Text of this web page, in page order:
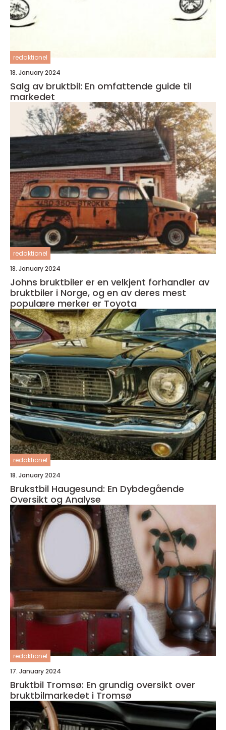
redaktionel
18. January 2024
Salg av bruktbil: En omfattende guide til
markedet
redaktionel
18. January 2024
Johns bruktbiler er en velkjent forhandler av
bruktbiler i Norge, og en av deres mest
populære merker er Toyota
redaktionel
18. January 2024
Brukstbil Haugesund: En Dybdegående
Oversikt og Analyse
redaktionel
17. January 2024
Bruktbil Tromsø: En grundig oversikt over
bruktbilmarkedet i Tromsø